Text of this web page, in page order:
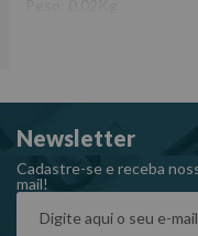
-Todas as informações
Fabricante/Fornecedor.
Newsletter
Cadastre-se e receba
mail!